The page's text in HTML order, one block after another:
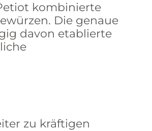
kombinierte
Die genaue
davon etablierte
zu kräftigen